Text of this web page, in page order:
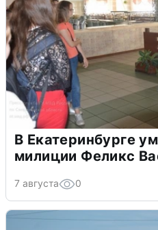
В Екатеринбурге
милиции Феликс
7 августа 0